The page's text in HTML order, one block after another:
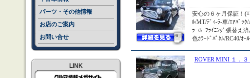
パーツ・その他情報
お店のご案内
お問い合せ
LINK
安心の６ヶ月保証！(
ﾙ/MT/ﾃﾞｨ-ﾗ-車/ｴｱﾊﾞｯｸ
ﾗｰ/ﾙｰﾌﾗｲﾆﾝｸﾞ張替え
色ｶﾗｰﾄﾞﾊﾟﾈﾙ/RC40/ｵｰ
ROVER MINI １．